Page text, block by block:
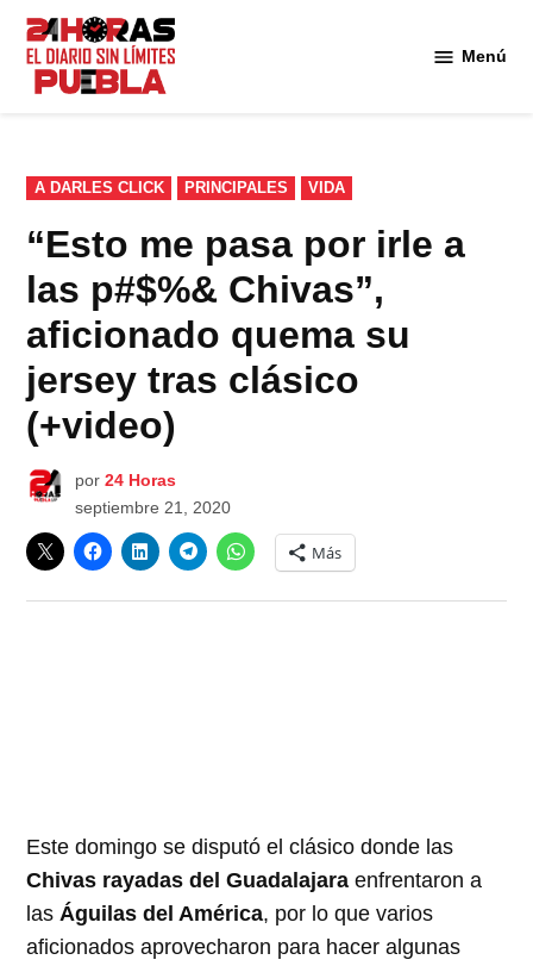
Saltar
contenido
Menú
PUBLICADO
EN
A DARLES CLICK PRINCIPALES VIDA
“Esto me pasa por irle a
las p#$%& Chivas”,
aficionado quema su
jersey tras clásico
(+video)
por 24 Horas
septiembre 21, 2020
Más
Este domingo se disputó el clásico donde las
Chivas rayadas del Guadalajara enfrentaron a
lasÁguilas del América, por lo que varios
aficionados aprovecharon para hacer algunas